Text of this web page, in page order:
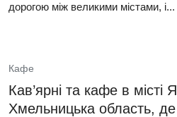
дорогою між великими містами, і...
Кафе
Кав’ярні та кафе в місті
Хмельницька область,